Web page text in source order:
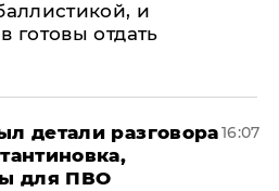
и
готовы отдать
детали разговора
для ПВО
16:07